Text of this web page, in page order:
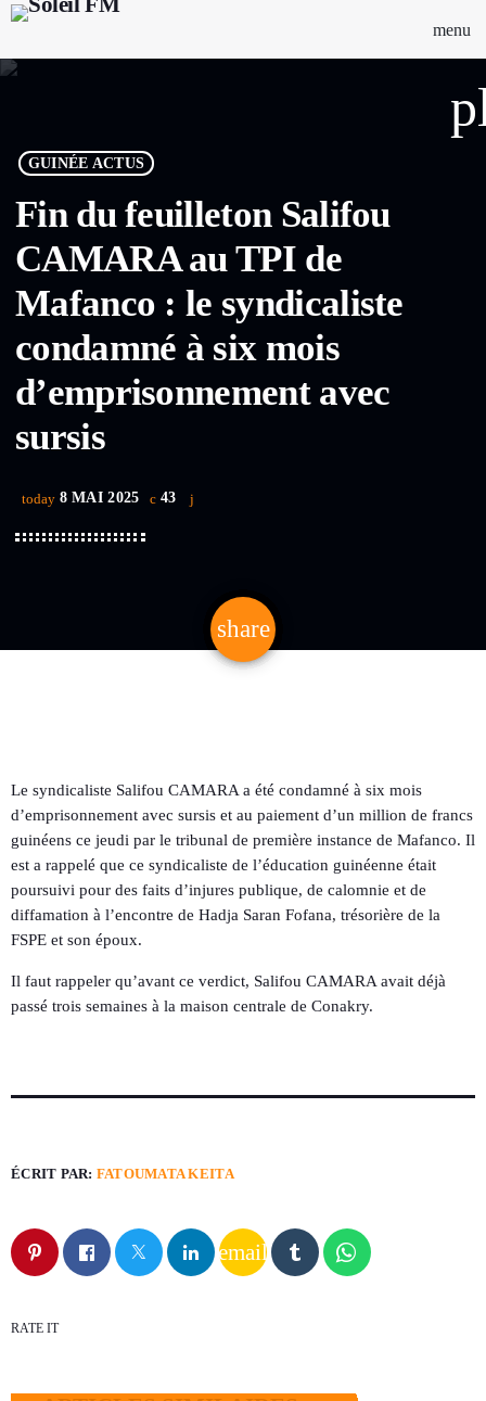
menu
GUINÉE ACTUS
Fin du feuilleton Salifou
CAMARA au TPI de
Mafanco : le syndicaliste
condamné à six mois
d’emprisonnement avec
sursis
today 8 MAI 2025 43
share
email
Le syndicaliste Salifou CAMARA a été condamné à six mois
d’emprisonnement avec sursis et au paiement d’un million de francs
guinéens ce jeudi par le tribunal de première instance de Mafanco. Il
est a rappelé que ce syndicaliste de l’éducation guinéenne était
poursuivi pour des faits d’injures publique, de calomnie et de
diffamation à l’encontre de Hadja Saran Fofana, trésorière de la
FSPE et son époux.
Il faut rappeler qu’avant ce verdict, Salifou CAMARA avait déjà
passé trois semaines à la maison centrale de Conakry.
ÉCRIT PAR: FATOUMATA KEITA
email
RATE IT